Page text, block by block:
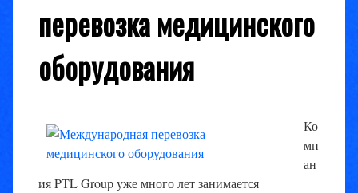
перевозка медицинского
оборудования
Ко
мп
ан
ия PTL Group уже много лет занимается